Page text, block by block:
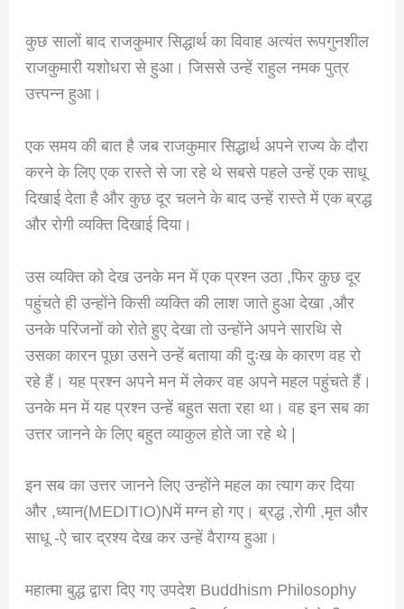
कुछ सालों बाद राजकुमार सिद्धार्थ का विवाह अत्यंत रूपगुनशील
राजकुमारी यशोधरा से हुआ। जिससे उन्हें राहुल नमक पुत्र
उत्त्पन्न हुआ।
एक समय की बात है जब राजकुमार सिद्धार्थ अपने राज्य के दौरा
करने के लिए एक रास्ते से जा रहे थे सबसे पहले उन्हें एक साधू
दिखाई देता है और कुछ दूर चलने के बाद उन्हें रास्ते में एक ब्रद्ध
और रोगी व्यक्ति दिखाई दिया।
उस व्यक्ति को देख उनके मन में एक प्रश्न उठा ,फिर कुछ दूर
पहुंचते ही उन्होंने किसी व्यक्ति की लाश जाते हुआ देखा ,और
उनके परिजनों को रोते हुए देखा तो उन्होंने अपने सारथि से
उसका कारन पूछा उसने उन्हें बताया की दुःख के कारण वह रो
रहे हैं। यह प्रश्न अपने मन में लेकर वह अपने महल पहुंचते हैं।
उनके मन में यह प्रश्न उन्हें बहुत सता रहा था। वह इन सब का
उत्तर जानने के लिए बहुत व्याकुल होते जा रहे थे |
इन सब का उत्तर जानने लिए उन्होंने महल का त्याग कर दिया
और ,ध्यान(MEDITIO)Nमें मग्न हो गए। ब्रद्ध ,रोगी ,मृत और
साधू -ऐ चार द्रश्य देख कर उन्हें वैराग्य हुआ।
महात्मा बुद्ध द्वारा दिए गए उपदेश Buddhism Philosophy